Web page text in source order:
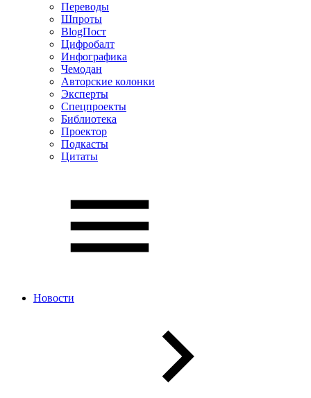
Переводы
Шпроты
BlogПост
Цифробалт
Инфографика
Чемодан
Авторские колонки
Эксперты
Спецпроекты
Библиотека
Проектор
Подкасты
Цитаты
Новости